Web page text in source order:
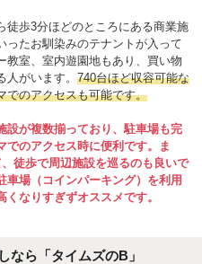
徒歩3分ほどのところにある商業施
ったお馴染みのテナントが入って
教室、室内遊園地もあり、買い物
がいます。 740台ほど収容可能な
でのアクセスも可能です。
設が複数揃っており、駐車場も完
でのアクセス時に便利です。ま
徒歩で周辺施設を巡るのも良いで
車場（コインパーキング）を利用
なりすぎずオススメです。
なら「タイムズのB」